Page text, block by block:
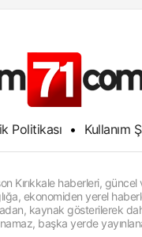
Politikası • Kullanım
Kırıkkale haberleri,
ekonomiden yerel
kaynak gösterilerek
başka yerde